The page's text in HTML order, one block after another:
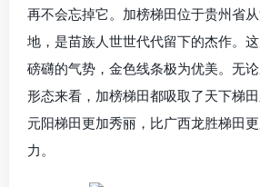
再不会忘掉它。加榜梯田位于贵州省
地，是苗族人世世代代留下的杰作。
磅礴的气势，金色线条极为优美。无
形态来看，加榜梯田都吸取了天下梯
元阳梯田更加秀丽，比广西龙胜梯田
力。